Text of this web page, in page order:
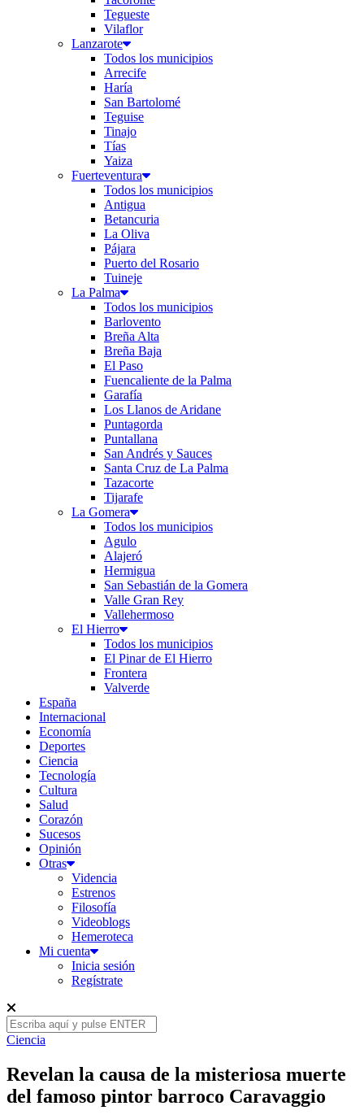
Tegueste
Vilaflor
Lanzarote
Todos los municipios
Arrecife
Haría
San Bartolomé
Teguise
Tinajo
Tías
Yaiza
Fuerteventura
Todos los municipios
Antigua
Betancuria
La Oliva
Pájara
Puerto del Rosario
Tuineje
La Palma
Todos los municipios
Barlovento
Breña Alta
Breña Baja
El Paso
Fuencaliente de la Palma
Garafía
Los Llanos de Aridane
Puntagorda
Puntallana
San Andrés y Sauces
Santa Cruz de La Palma
Tazacorte
Tijarafe
La Gomera
Todos los municipios
Agulo
Alajeró
Hermigua
San Sebastián de la Gomera
Valle Gran Rey
Vallehermoso
El Hierro
Todos los municipios
El Pinar de El Hierro
Frontera
Valverde
España
Internacional
Economía
Deportes
Ciencia
Tecnología
Cultura
Salud
Corazón
Sucesos
Opinión
Otras
Videncia
Estrenos
Filosofía
Videoblogs
Hemeroteca
Mi cuenta
Inicia sesión
Regístrate
Ciencia
Revelan la causa de la misteriosa muerte
del famoso pintor barroco Caravaggio